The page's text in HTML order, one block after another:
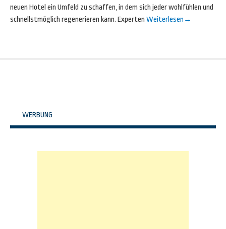
neuen Hotel ein Umfeld zu schaffen, in dem sich jeder wohlfühlen und
schnellstmöglich regenerieren kann. Experten Weiterlesen →
WERBUNG